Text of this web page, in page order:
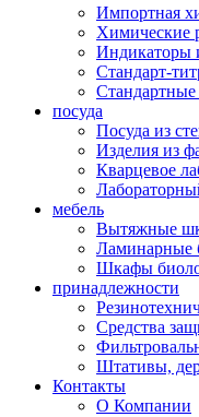
Импортная
Химические
Индикаторы
Стандарт-
посуда
Посуда из
Изделия из
Кварцевое
мебель
Вытяжные
Ламинарные
Шкафы
принадлежности
Средства
Штативы,
Контакты
О Компании